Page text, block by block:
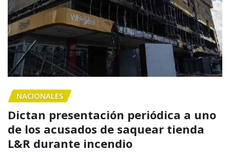
NACIONALES
Dictan presentación periódica a uno
de los acusados de saquear tienda
L&R durante incendio